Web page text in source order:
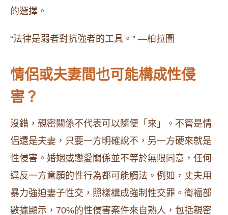
的選擇。
“法律是弱者對抗強者的工具。” —柏拉圖
情侶或夫妻間也可能構成性侵
害？
沒錯，親密關係不代表可以隨便「來」。不管是情
侶還是夫妻，只要一方明確說不，另一方硬來就是
性侵害。婚姻或戀愛關係並不等於無限同意，任何
違反一方意願的性行為都可能觸法。例如，丈夫用
暴力強迫妻子性交，照樣構成強制性交罪。衛福部
數據顯示，70%的性侵害案件來自熟人，包括親密